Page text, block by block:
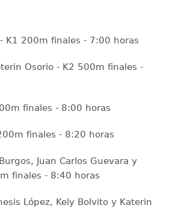
K1 200m finales - 7:00 horas
Osorio - K2 500m finales -
finales - 8:00 horas
finales - 8:20 horas
Juan Carlos Guevara y
finales - 8:40 horas
López, Kely Bolvito y Katerin